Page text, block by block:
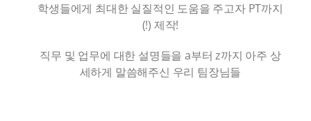
학생들에게 최대한 실질적인 도움을 주고자 PT까지
(!) 제작!
직무 및 업무에 대한 설명들을 a부터 z까지 아주 상
세하게 말씀해주신 우리 팀장님들